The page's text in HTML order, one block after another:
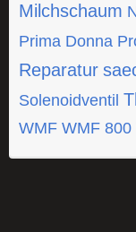
Milchschaum
Prima Donna
Reparatur
Solenoidventil
WMF WMF 800